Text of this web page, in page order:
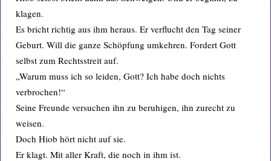
klagen.
Es bricht richtig aus ihm heraus. Er verflucht den Tag seiner
Geburt. Will die ganze Schöpfung umkehren. Fordert Gott
selbst zum Rechtsstreit auf.
„Warum muss ich so leiden, Gott? Ich habe doch nichts
verbrochen!“
Seine Freunde versuchen ihn zu beruhigen, ihn zurecht zu
weisen.
Doch Hiob hört nicht auf sie.
Er klagt. Mit aller Kraft, die noch in ihm ist.